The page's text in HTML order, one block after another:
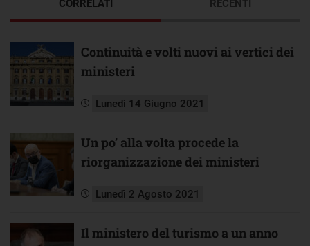
CORRELATI
Continuità e volti nuovi ai vertici dei
ministeri
Lunedì 14 Giugno 2021
Un po’ alla volta procede la
riorganizzazione dei ministeri
Lunedì 2 Agosto 2021
Il ministero del turismo a un anno
RECENTI